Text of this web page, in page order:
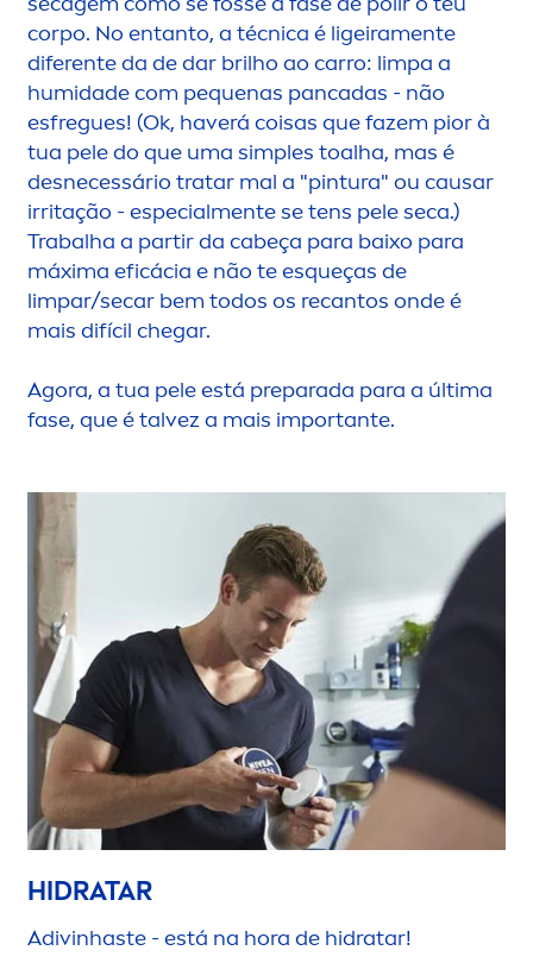
corpo. No entanto, a técnica é ligeiramente
diferente da de dar brilho ao carro: limpa a
humidade com pequenas pancadas - não
esfregues! (Ok, haverá coisas que fazem pior à
tua pele do que uma simples toalha, mas é
desnecessário tratar mal a "pintura" ou causar
irritação - especialmente se tens pele seca.)
Trabalha a partir da cabeça para baixo para
máxima eficácia e não te esqueças de
limpar/secar bem todos os recantos onde é
mais difícil chegar.
Agora, a tua pele está preparada para a última
fase, que é talvez a mais importante.
HIDRATAR
Adivinhaste - está na hora de hidratar!